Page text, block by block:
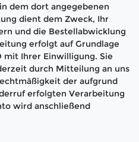
dem dort angegebenen
dient dem Zweck, Ihr
und die Bestellabwicklung
erfolgt auf Grundlage
mit Ihrer Einwilligung. Sie
durch Mitteilung an uns
der aufgrund
erfolgten Verarbeitung
wird anschließend